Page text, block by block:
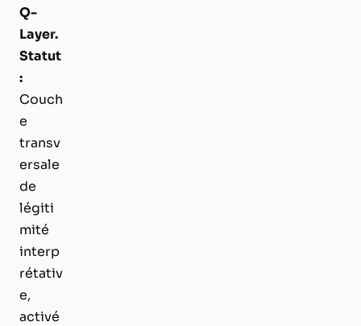
Q-
Layer.
Statut
:
Couch
e
transv
ersale
de
légiti
mité
interp
rétativ
e,
activé